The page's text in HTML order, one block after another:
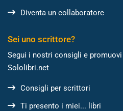
Diventa un collaboratore
Sei uno scrittore?
Segui i nostri consigli e
Sololibri.net
Consigli per scrittori
Ti presento i miei... libri